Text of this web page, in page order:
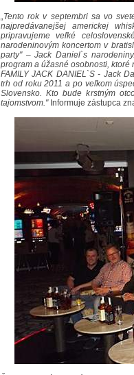
„Tento rok v septembri sa vo
najpredávanejšej americkej
pripravujeme veľké
narodeninovým koncertom v
party" – Jack Daniel`s
program a úžasné osobnosti,
FAMILY JACK DANIEL`S - Jack
trh od roku 2011 a po veľkom
Slovensko. Kto bude krstným
tajomstvom."Informuje zástupca